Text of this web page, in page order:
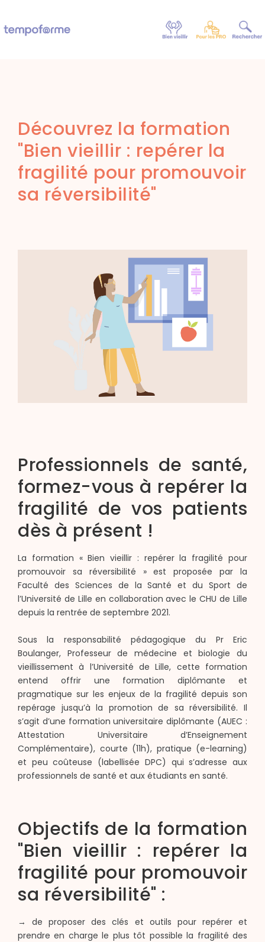
Découvrez la formation
"Bien vieillir : repérer la
fragilité pour promouvoir
sa réversibilité"
Professionnels de santé,
formez-vous à repérer la
fragilité de vos patients
dès à présent !
La formation « Bien vieillir : repérer la fragilité pour
promouvoir sa réversibilité » est proposée par la
Faculté des Sciences de la Santé et du Sport de
l’Université de Lille en collaboration avec le CHU de Lille
depuis la rentrée de septembre 2021.
Sous la responsabilité pédagogique du Pr Eric
Boulanger, Professeur de médecine et biologie du
vieillissement à l’Université de Lille, cette formation
entend offrir une formation diplômante et
pragmatique sur les enjeux de la fragilité depuis son
repérage jusqu’à la promotion de sa réversibilité. Il
s’agit d’une formation universitaire diplômante (AUEC :
Attestation Universitaire d’Enseignement
Complémentaire), courte (11h), pratique (e-learning)
et peu coûteuse (labellisée DPC) qui s’adresse aux
professionnels de santé et aux étudiants en santé.
Objectifs de la formation
"Bien vieillir : repérer la
fragilité pour promouvoir
sa réversibilité" :
→ de proposer des clés et outils pour repérer et
prendre en charge le plus tôt possible la fragilité des